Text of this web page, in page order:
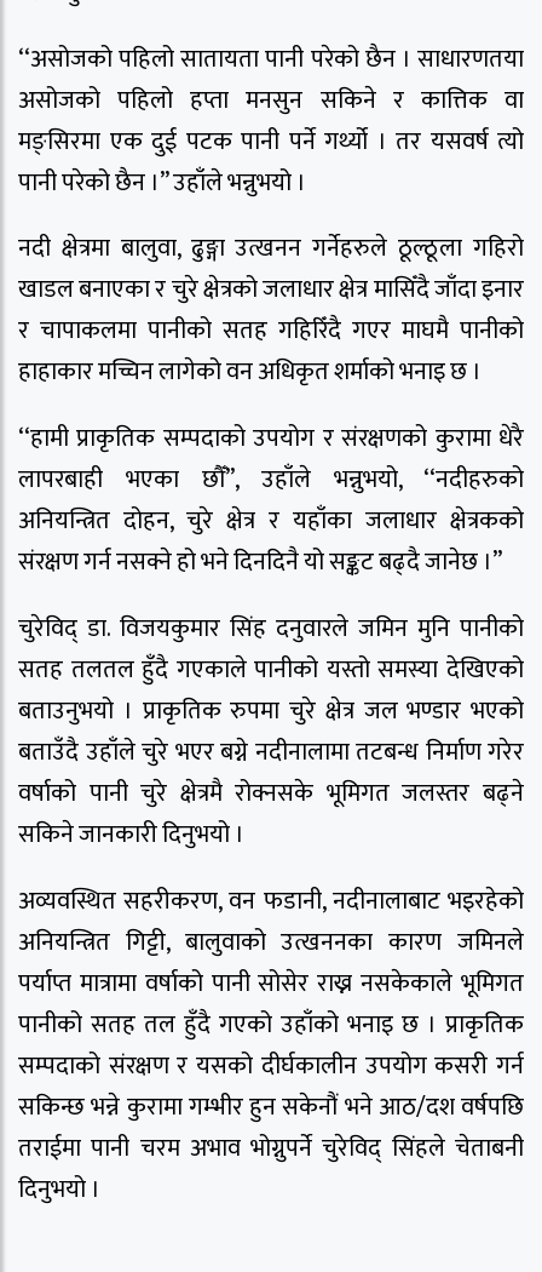
‘‘असोजको पहिलो सातायता पानी परेको छैन । साधारणतया
असोजको पहिलो हप्ता मनसुन सकिने र कात्तिक वा
मङ्सिरमा एक दुई पटक पानी पर्ने गर्थ्यो । तर यसवर्ष त्यो
पानी परेको छैन ।’’ उहाँले भन्नुभयो ।
नदी क्षेत्रमा बालुवा, ढुङ्गा उत्खनन गर्नेहरुले ठूल्ठूला गहिरो
खाडल बनाएका र चुरे क्षेत्रको जलाधार क्षेत्र मासिँदै जाँदा इनार
र चापाकलमा पानीको सतह गहिरिँदै गएर माघमै पानीको
हाहाकार मच्चिन लागेको वन अधिकृत शर्माको भनाइ छ ।
‘‘हामी प्राकृतिक सम्पदाको उपयोग र संरक्षणको कुरामा धेरै
लापरबाही भएका छौँ’’, उहाँले भन्नुभयो, ‘‘नदीहरुको
अनियन्त्रित दोहन, चुरे क्षेत्र र यहाँका जलाधार क्षेत्रकको
संरक्षण गर्न नसक्ने हो भने दिनदिनै यो सङ्कट बढ्दै जानेछ ।’’
चुरेविद् डा. विजयकुमार सिंह दनुवारले जमिन मुनि पानीको
सतह तलतल हुँदै गएकाले पानीको यस्तो समस्या देखिएको
बताउनुभयो । प्राकृतिक रुपमा चुरे क्षेत्र जल भण्डार भएको
बताउँदै उहाँले चुरे भएर बग्ने नदीनालामा तटबन्ध निर्माण गरेर
वर्षाको पानी चुरे क्षेत्रमै रोक्नसके भूमिगत जलस्तर बढ्ने
सकिने जानकारी दिनुभयो ।
अव्यवस्थित सहरीकरण, वन फडानी, नदीनालाबाट भइरहेको
अनियन्त्रित गिट्टी, बालुवाको उत्खननका कारण जमिनले
पर्याप्त मात्रामा वर्षाको पानी सोसेर राख्न नसकेकाले भूमिगत
पानीको सतह तल हुँदै गएको उहाँको भनाइ छ । प्राकृतिक
सम्पदाको संरक्षण र यसको दीर्घकालीन उपयोग कसरी गर्न
सकिन्छ भन्ने कुरामा गम्भीर हुन सकेनौं भने आठ/दश वर्षपछि
तराईमा पानी चरम अभाव भोग्नुपर्ने चुरेविद् सिंहले चेताबनी
दिनुभयो ।